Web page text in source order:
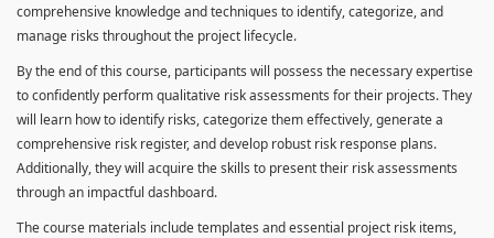
comprehensive knowledge and techniques to identify, categorize, and
manage risks throughout the project lifecycle.
By the end of this course, participants will possess the necessary expertise
to confidently perform qualitative risk assessments for their projects. They
will learn how to identify risks, categorize them effectively, generate a
comprehensive risk register, and develop robust risk response plans.
Additionally, they will acquire the skills to present their risk assessments
through an impactful dashboard.
The course materials include templates and essential project risk items,